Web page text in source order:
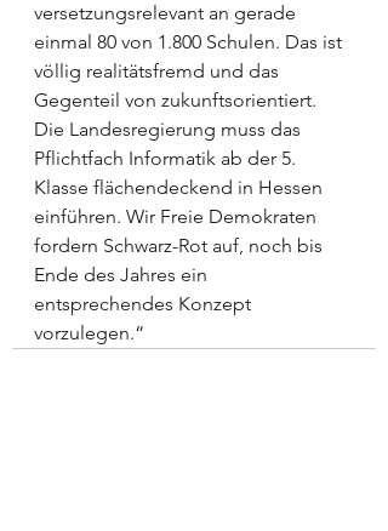
versetzungsrelevant an gerade
einmal 80 von 1.800 Schulen. Das ist
völlig realitätsfremd und das
Gegenteil von zukunftsorientiert.
Die Landesregierung muss das
Pflichtfach Informatik ab der 5.
Klasse flächendeckend in Hessen
einführen. Wir Freie Demokraten
fordern Schwarz-Rot auf, noch bis
Ende des Jahres ein
entsprechendes Konzept
vorzulegen.“